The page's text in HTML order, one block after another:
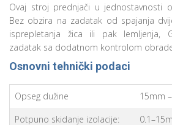
Ovaj stroj prednjači u jednostavnosti
Bez obzira na zadatak od spajanja
isprepletanja žica ili pak lemljenja,
zadatak sa dodatnom kontrolom
Osnovni tehnički podaci
Opseg dužine
15mm
Potpuno skidanje izolacije: